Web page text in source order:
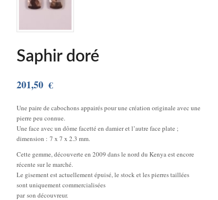
Saphir doré
201,50 €
Une paire de cabochons appairés pour une création originale avec une
pierre peu connue.
Une face avec un dôme facetté en damier et l’autre face plate ;
dimension : 7 x 7 x 2.3 mm.
Cette gemme, découverte en 2009 dans le nord du Kenya est encore
récente sur le marché.
Le gisement est actuellement épuisé, le stock et les pierres taillées
sont uniquement commercialisées
par son découvreur.